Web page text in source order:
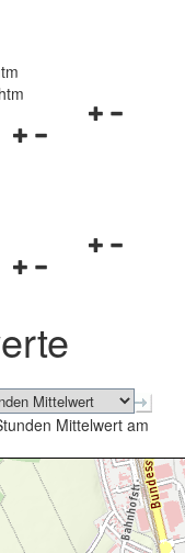
Navigationsmenü
Navigationsmenü
schließen
Mittelwert am